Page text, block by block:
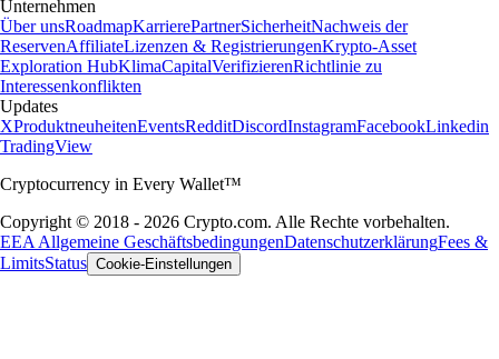
Unternehmen
Über unsRoadmapKarrierePartnerSicherheitNachweis der
ReservenAffiliateLizenzen & RegistrierungenKrypto-Asset
Exploration HubKlimaCapitalVerifizierenRichtlinie zu
Interessenkonflikten
Updates
XProduktneuheitenEventsRedditDiscordInstagramFacebookLinkedin
TradingView
Cryptocurrency in Every Wallet™
Copyright © 2018 - 2026 Crypto.com. Alle Rechte vorbehalten.
EEA Allgemeine GeschäftsbedingungenDatenschutzerklärungFees &
LimitsStatus Cookie-Einstellungen